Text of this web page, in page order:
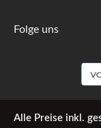
Folge uns
Alle Preise inkl.